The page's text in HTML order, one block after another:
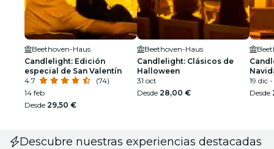
Beethoven-Haus
Candlelight: Edición
especial de San Valentín
4.7
(74)
14 feb
Desde 29,50 €
Beethoven-Haus
Candlelight: Clásicos de
Halloween
31 oct
Desde 28,00 €
19 dic
Desde
Descubre nuestras experiencias destacadas